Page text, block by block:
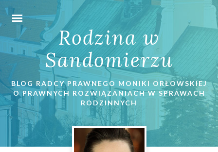
Rodzina w
Sandomierzu
BLOG RADCY PRAWNEGO MONIKI ORŁOWSKIEJ
O PRAWNYCH ROZWIĄZANIACH W SPRAWACH
RODZINNYCH